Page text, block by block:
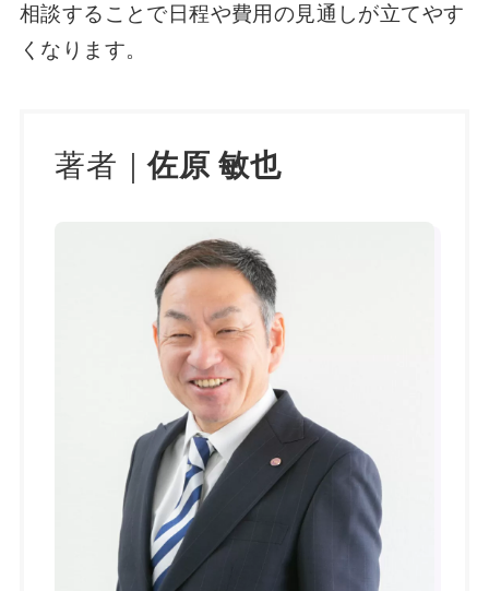
相談することで日程や費用の見通しが立てやす
くなります。
著者｜佐原 敏也